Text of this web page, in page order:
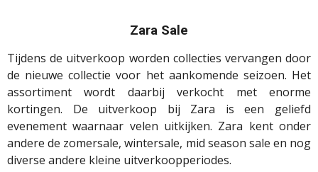
Zara Sale
Tijdens de uitverkoop worden collecties vervangen door
de nieuwe collectie voor het aankomende seizoen. Het
assortiment wordt daarbij verkocht met enorme
kortingen. De uitverkoop bij Zara is een geliefd
evenement waarnaar velen uitkijken. Zara kent onder
andere de zomersale, wintersale, mid season sale en nog
diverse andere kleine uitverkoopperiodes.